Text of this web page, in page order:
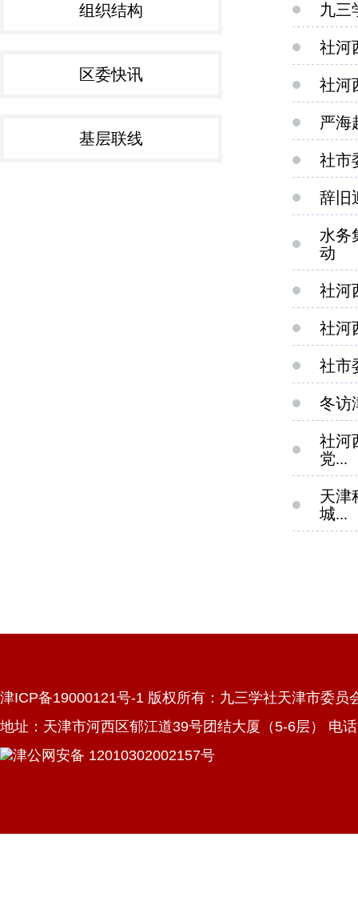
组织结构
区委快讯
基层联线
九三
社河
社河
严海
社市
辞旧
水务
动​
社河
社河
社市
冬访
社河
党...
天津
城...
津ICP备19000121号-1 版权所有：九三学社天津市委员
地址：天津市河西区郁江道39号团结大厦（5-6层） 电
津公网安备 12010302002157号